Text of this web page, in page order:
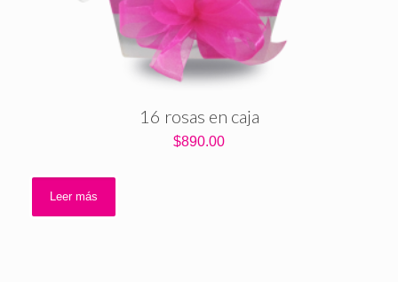
16 rosas en caja
$890.00
Leer más